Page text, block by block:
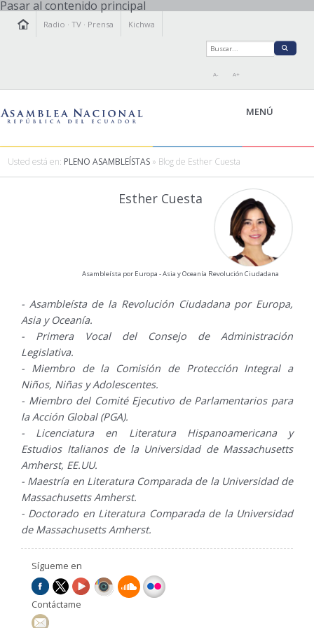
Pasar al contenido principal
Radio ·TV · Prensa Kichwa
A- A+
MENÚ
Usted está en: PLENO ASAMBLEÍSTAS » Blog de Esther Cuesta
Esther Cuesta
Asambleísta por Europa - Asia y Oceanía Revolución Ciudadana
- Asambleísta de la Revolución Ciudadana por Europa,
Asia y Oceanía.
- Primera Vocal del Consejo de Administración
Legislativa.
- Miembro de la Comisión de Protección Integral a
Niños, Niñas y Adolescentes.
- Miembro del Comité Ejecutivo de Parlamentarios para
la Acción Global (PGA).
- Licenciatura en Literatura Hispanoamericana y
Estudios Italianos de la Universidad de Massachusetts
Amherst, EE.UU.
- Maestría en Literatura Comparada de la Universidad de
Massachusetts Amherst.
- Doctorado en Literatura Comparada de la Universidad
de Massachusetts Amherst.
Sígueme en
Contáctame